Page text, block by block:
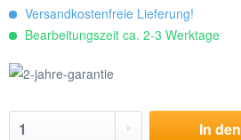
Versandkostenfreie Lieferung!
Bearbeitungszeit ca. 2-3 Werktage
In den